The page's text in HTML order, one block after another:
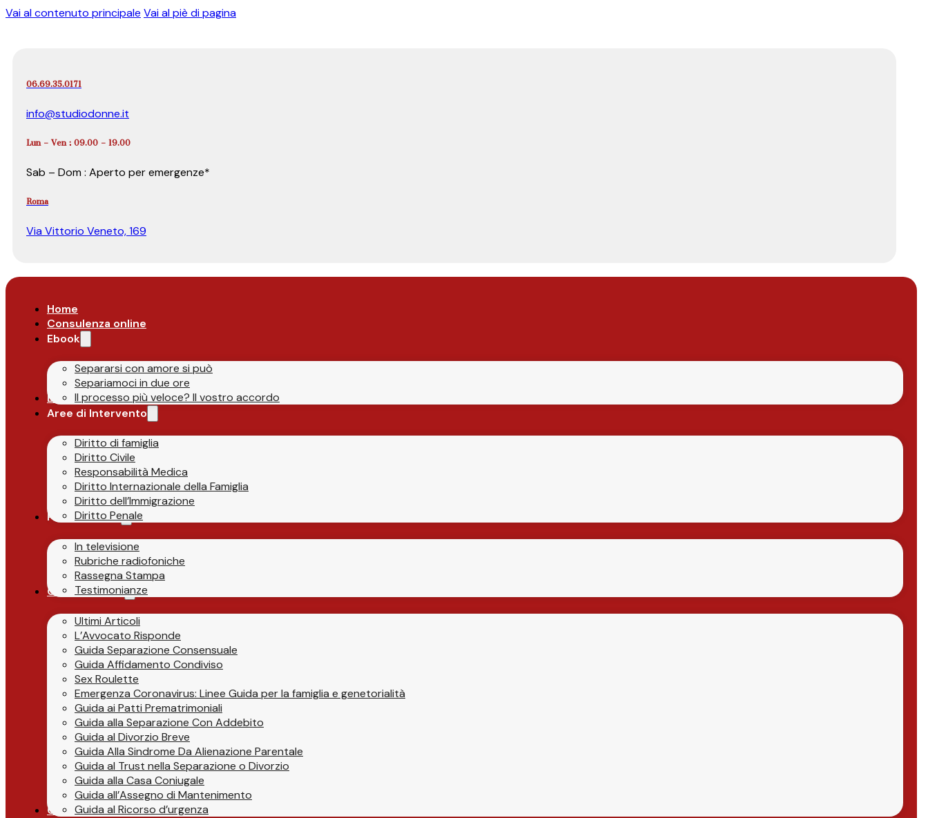
Vai al contenuto principale Vai al piè di pagina
06.69.35.0171
info@studiodonne.it
Lun – Ven : 09.00 – 19.00
Sab – Dom : Aperto per emergenze*
Roma
Via Vittorio Veneto, 169
Home
Consulenza online
Ebook
Separarsi con amore si può
Separiamoci in due ore
Il processo più veloce? Il vostro accordo
Lo Studio
Aree di Intervento
Diritto di famiglia
Diritto Civile
Responsabilità Medica
Diritto Internazionale della Famiglia
Diritto dell’Immigrazione
Diritto Penale
Parlano di Noi
In televisione
Rubriche radiofoniche
Rassegna Stampa
Testimonianze
Guide & News
Ultimi Articoli
L’Avvocato Risponde
Guida Separazione Consensuale
Guida Affidamento Condiviso
Sex Roulette
Emergenza Coronavirus: Linee Guida per la famiglia e genetorialità
Guida ai Patti Prematrimoniali
Guida alla Separazione Con Addebito
Guida al Divorzio Breve
Guida Alla Sindrome Da Alienazione Parentale
Guida al Trust nella Separazione o Divorzio
Guida alla Casa Coniugale
Guida all’Assegno di Mantenimento
Guida al Ricorso d’urgenza
Contatti